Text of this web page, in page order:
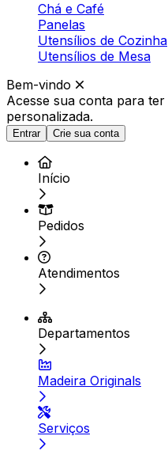
Chá e Café
Panelas
Utensílios de Cozinha
Utensílios de Mesa
Bem-vindo
Acesse sua conta para ter
personalizada.
Entrar Crie sua conta
Início
Pedidos
Atendimentos
Departamentos
Madeira Originals
Serviços